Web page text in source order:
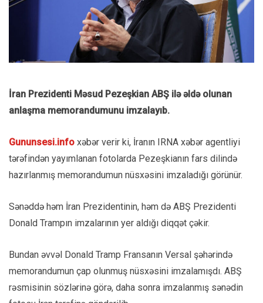
İran Prezidenti Məsud Pezeşkian ABŞ ilə əldə olunan
anlaşma memorandumunu imzalayıb.
Gununsesi.info xəbər verir ki, İranın IRNA xəbər agentliyi
tərəfindən yayımlanan fotolarda Pezeşkianın fars dilində
hazırlanmış memorandumun nüsxəsini imzaladığı görünür.
Sənəddə həm İran Prezidentinin, həm də ABŞ Prezidenti
Donald Trampın imzalarının yer aldığı diqqət çəkir.
Bundan əvvəl Donald Tramp Fransanın Versal şəhərində
memorandumun çap olunmuş nüsxəsini imzalamışdı. ABŞ
rəsmisinin sözlərinə görə, daha sonra imzalanmış sənədin